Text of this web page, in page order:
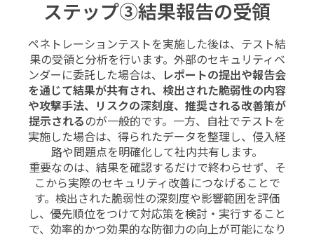
ステップ③結果報告の受領
ペネトレーションテストを実施した後は、テスト結
果の受領と分析を行います。外部のセキュリティベ
ンダーに委託した場合は、
レポートの提出や報告会
を通じて結果が共有され、検出された脆弱性の内容
や攻撃手法、リスクの深刻度、推奨される改善策が
提示される のが一般的です。一方、自社でテストを
実施した場合は、得られたデータを整理し、侵入経
路や問題点を明確化して社内共有します。
重要なのは、結果を確認するだけで終わらせず、そ
こから実際のセキュリティ改善につなげることで
す。検出された脆弱性の深刻度や影響範囲を評価
し、優先順位をつけて対応策を検討・実行すること
で、効率的かつ効果的な防御力の向上が可能になり